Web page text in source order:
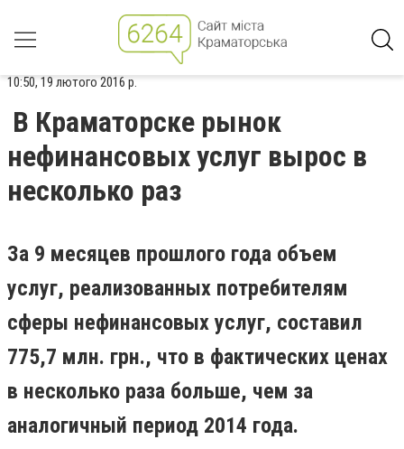
10:50, 19 лютого 2016 р.
В Краматорске рынок
нефинансовых услуг вырос в
несколько раз
За 9 месяцев прошлого года объем
услуг, реализованных потребителям
сферы нефинансовых услуг, составил
775,7 млн. грн., что в фактических ценах
в несколько раза больше, чем за
аналогичный период 2014 года.